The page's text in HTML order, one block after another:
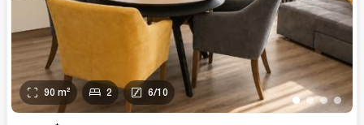
••••
90 m² 2 6/10